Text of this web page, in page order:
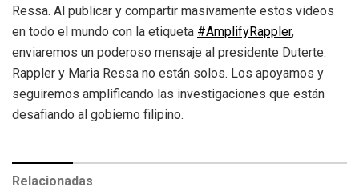
Ressa. Al publicar y compartir masivamente estos videos
en todo el mundo con la etiqueta #AmplifyRappler,
enviaremos un poderoso mensaje al presidente Duterte:
Rappler y Maria Ressa no están solos. Los apoyamos y
seguiremos amplificando las investigaciones que están
desafiando al gobierno filipino.
Relacionadas